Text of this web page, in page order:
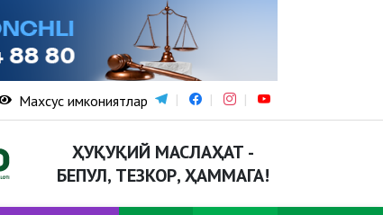
Махсус имкониятлар
ҲУҚУҚИЙ МАСЛАҲАТ -
БЕПУЛ, ТЕЗКОР, ҲАММАГА!